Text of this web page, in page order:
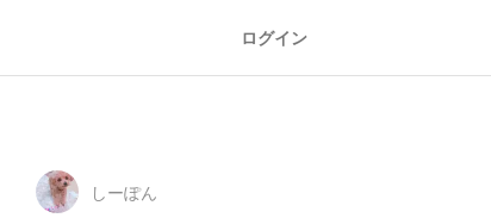
ログイン
しーぽん